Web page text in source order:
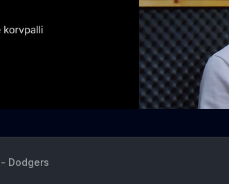
Dodgers